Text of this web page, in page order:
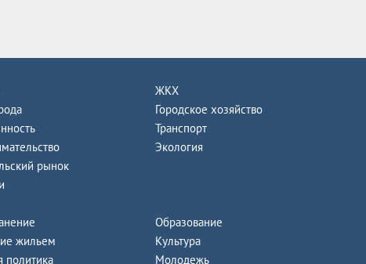
рынок
ЖКХ
Городское хозяйство
Транспорт
Экология
жильем
политика
Образование
Культура
Молодежь